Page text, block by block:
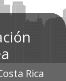
Rica